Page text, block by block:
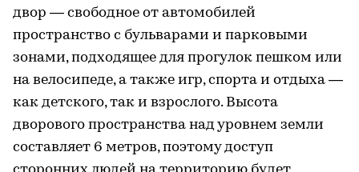
двор — свободное от автомобилей
пространство с бульварами и парковыми
зонами, подходящее для прогулок пешком или
на велосипеде, а также игр, спорта и отдыха —
как детского, так и взрослого. Высота
дворового пространства над уровнем земли
составляет 6 метров, поэтому доступ